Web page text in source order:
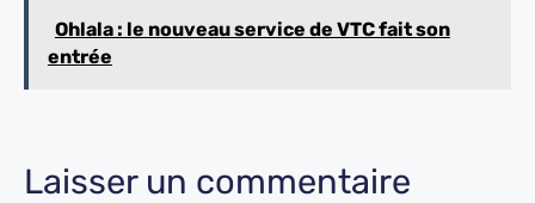
Ohlala : le nouveau service de VTC fait son
entrée
Laisser un commentaire